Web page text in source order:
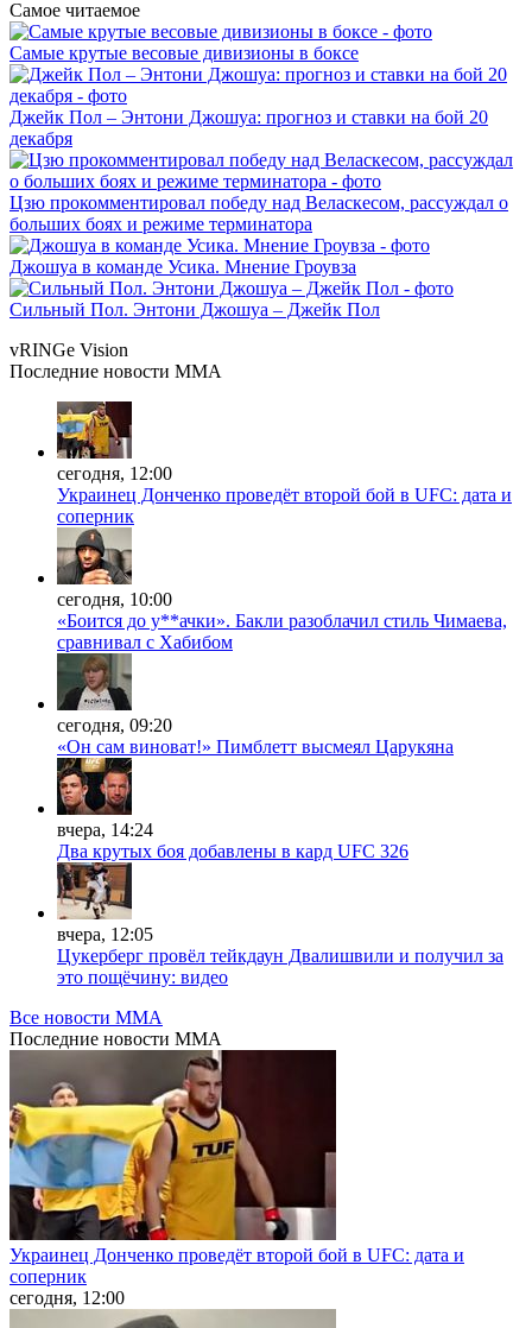
Самое читаемое
Самые крутые весовые дивизионы в боксе
Джейк Пол – Энтони Джошуа: прогноз и ставки на бой 20
декабря
Цзю прокомментировал победу над Веласкесом, рассуждал о
больших боях и режиме терминатора
Джошуа в команде Усика. Мнение Гроувза
Сильный Пол. Энтони Джошуа – Джейк Пол
vRINGe Vision
Последние новости MMA
сегодня, 12:00
Украинец Донченко проведёт второй бой в UFC: дата и
соперник
сегодня, 10:00
«Боится до у**ачки». Бакли разоблачил стиль Чимаева,
сравнивал с Хабибом
сегодня, 09:20
«Он сам виноват!» Пимблетт высмеял Царукяна
вчера, 14:24
Два крутых боя добавлены в кард UFC 326
вчера, 12:05
Цукерберг провёл тейкдаун Двалишвили и получил за
это пощёчину: видео
Все новости MMA
Последние новости MMA
Украинец Донченко проведёт второй бой в UFC: дата и
соперник
сегодня, 12:00